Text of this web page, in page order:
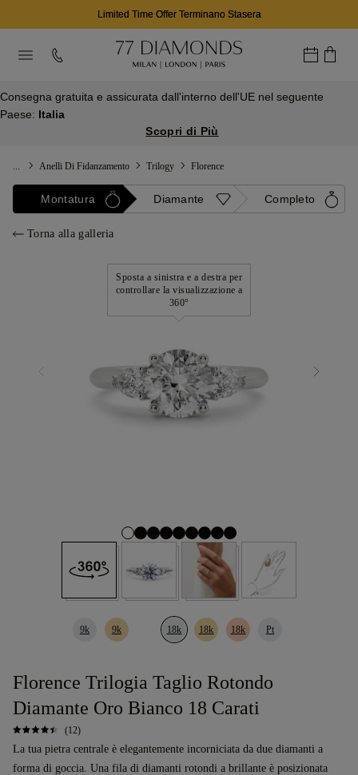
Limited Time Offer Terminano Stasera
Consegna gratuita e assicurata dall'interno dell'UE nel seguente
Paese: Italia
Scopri di Più
Anelli Di Fidanzamento Trilogy Florence
Montatura Diamante Completo
Torna alla galleria
Sposta a sinistra e a destra per
controllare la visualizzazione a
360°
9k 9k 18k 18k 18k Pt
Florence Trilogia Taglio Rotondo
Diamante Oro Bianco 18 Carati
(12)
La tua pietra centrale è elegantemente incorniciata da due diamanti a
forma di goccia. Una fila di diamanti rotondi a brillante è posizionata